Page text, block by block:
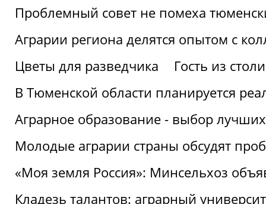
Проблемный совет не помеха
Аграрии региона делятся опытом с
Цветы для разведчика
Гость из
В Тюменской области планируется
Аграрное образование - выбор лучших
Молодые аграрии страны обсудят
«Моя земля Россия»: Минсельхоз
Кладезь талантов: аграрный